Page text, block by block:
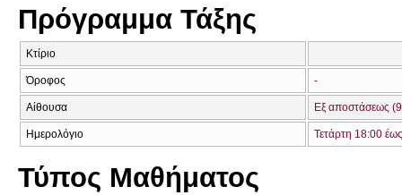
Πρόγραμμα Τάξης
Κτίριο
Όροφος -
Αίθουσα Εξ αποστάσεως
Ημερολόγιο Τετάρτη 18:00
Τύπος Μαθήματος